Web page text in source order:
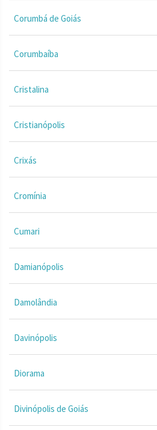
Corumbá de Goiás
Corumbaíba
Cristalina
Cristianópolis
Crixás
Cromínia
Cumari
Damianópolis
Damolândia
Davinópolis
Diorama
Divinópolis de Goiás